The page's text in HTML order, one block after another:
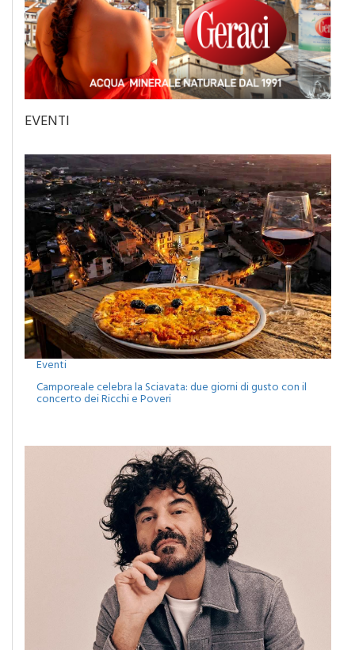
EVENTI
Eventi
Camporeale celebra la Sciavata: due giorni di gusto con il
concerto dei Ricchi e Poveri